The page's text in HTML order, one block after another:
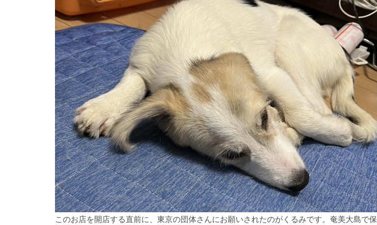
このお店を開店する直前に、東京の団体さんにお願いされたのがくるみです。奄美大島で保